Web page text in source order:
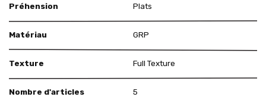
Préhension Plats
Matériau GRP
Texture Full Texture
Nombre d'articles 5